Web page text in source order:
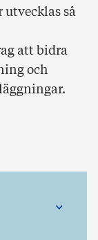
utvecklas så
att bidra
och